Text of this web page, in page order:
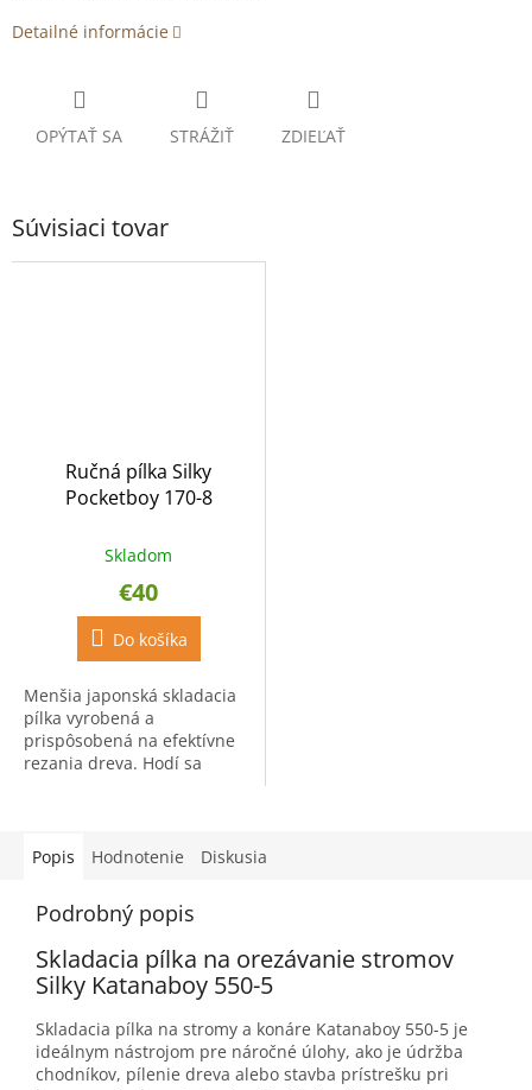
Detailné informácie
OPÝTAŤ SA STRÁŽIŤ ZDIEĽAŤ
Súvisiaci tovar
Ručná pílka Silky
Pocketboy 170-8
Skladom
€40
Do košíka
Menšia japonská skladacia
pílka vyrobená a
prispôsobená na efektívne
rezania dreva. Hodí sa
povrchová...
Popis Hodnotenie Diskusia
Podrobný popis
Skladacia pílka na orezávanie stromov
Silky Katanaboy 550-5
Skladacia pílka na stromy a konáre Katanaboy 550-5 je
ideálnym nástrojom pre náročné úlohy, ako je údržba
chodníkov, pílenie dreva alebo stavba prístrešku pri